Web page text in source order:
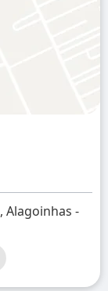
, Alagoinhas -